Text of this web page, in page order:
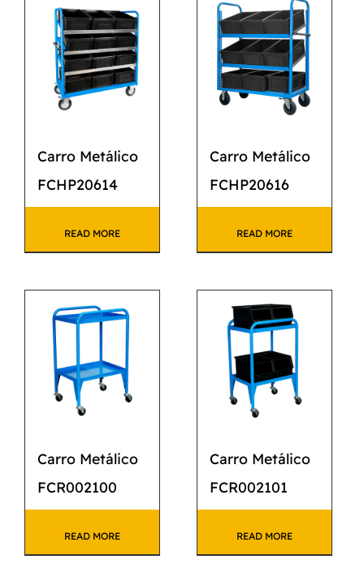
CATÁLOGO
CONTACTO
Carro Metálico
FCHP20614
READ MORE
Carro Metálico
FCHP20616
READ MORE
Carro Metálico
FCR002100
READ MORE
Carro Metálico
FCR002101
READ MORE